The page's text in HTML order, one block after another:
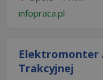
infopraca.pl
Elektromonter
Trakcyjnej